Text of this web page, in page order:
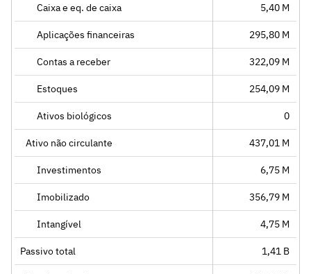
Caixa e eq. de caixa 5,40 M
Aplicações financeiras 295,80 M
Contas a receber 322,09 M
Estoques 254,09 M
Ativos biológicos 0
Ativo não circulante 437,01 M
Investimentos 6,75 M
Imobilizado 356,79 M
Intangível 4,75 M
Passivo total 1,41 B